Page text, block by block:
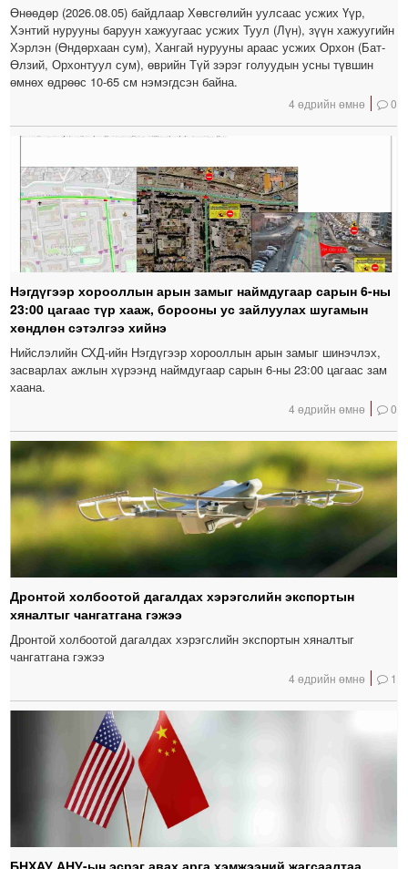
Өнөөдөр (2026.08.05) байдлаар Хөвсгөлийн уулсаас усжих Үүр,
Хэнтий нурууны баруун хажуугаас усжих Туул (Лүн), зүүн хажуугийн
Хэрлэн (Өндөрхаан сум), Хангай нурууны араас усжих Орхон (Бат-
Өлзий, Орхонтуул сум), өврийн Түй зэрэг голуудын усны түвшин
өмнөх өдрөөс 10-65 см нэмэгдсэн байна.
4 өдрийн өмнө 0
Нэгдүгээр хорооллын арын замыг наймдугаар сарын 6-ны
23:00 цагаас түр хааж, борооны ус зайлуулах шугамын
хөндлөн сэтэлгээ хийнэ
Нийслэлийн СХД-ийн Нэгдүгээр хорооллын арын замыг шинэчлэх,
засварлах ажлын хүрээнд наймдугаар сарын 6-ны 23:00 цагаас зам
хаана.
4 өдрийн өмнө 0
Дронтой холбоотой дагалдах хэрэгслийн экспортын
хяналтыг чангатгана гэжээ
Дронтой холбоотой дагалдах хэрэгслийн экспортын хяналтыг
чангатгана гэжээ
4 өдрийн өмнө 1